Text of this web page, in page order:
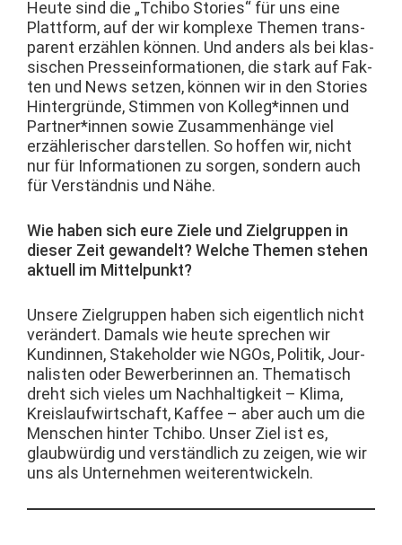
Heute sind die „Tchi­bo Sto­ries“ für uns eine
Plat­tform, auf der wir kom­plexe The­men trans­
par­ent erzählen kön­nen. Und anders als bei klas­
sis­chen Pres­se­in­for­ma­tio­nen, die stark auf Fak­
ten und News set­zen, kön­nen wir in den Sto­ries
Hin­ter­gründe, Stim­men von Kolleg*innen und
Partner*innen sowie Zusam­men­hänge viel
erzäh­lerisch­er darstellen. So hof­fen wir, nicht
nur für Infor­ma­tio­nen zu sor­gen, son­dern auch
für Ver­ständ­nis und Nähe.
Wie haben sich eure Ziele und Ziel­grup­pen in
dieser Zeit gewan­delt? Welche The­men ste­hen
aktuell im Mittelpunkt?
Unsere Ziel­grup­pen haben sich eigentlich nicht
verän­dert. Damals wie heute sprechen wir
Kundin­nen, Stake­hold­er wie NGOs, Poli­tik, Jour­
nal­is­ten oder Bewer­berin­nen an. The­ma­tisch
dreht sich vieles um Nach­haltigkeit – Kli­ma,
Kreis­laufwirtschaft, Kaf­fee – aber auch um die
Men­schen hin­ter Tchi­bo. Unser Ziel ist es,
glaub­würdig und ver­ständlich zu zeigen, wie wir
uns als Unternehmen weiterentwickeln.